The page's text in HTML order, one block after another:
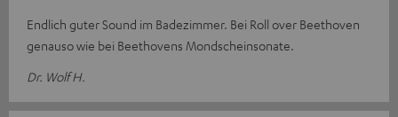
Endlich guter Sound im Badezimmer. Bei Roll over Beethoven
genauso wie bei Beethovens Mondscheinsonate.
Dr. Wolf H.